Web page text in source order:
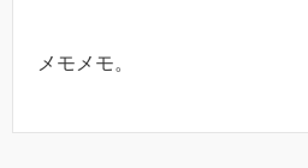
メモメモ。